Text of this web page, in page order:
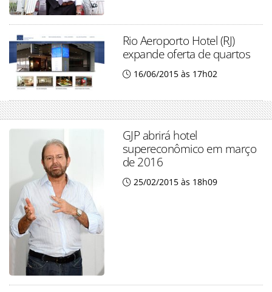
Rio Aeroporto Hotel (RJ)
expande oferta de quartos
16/06/2015 às 17h02
GJP abrirá hotel
supereconômico em março
de 2016
25/02/2015 às 18h09